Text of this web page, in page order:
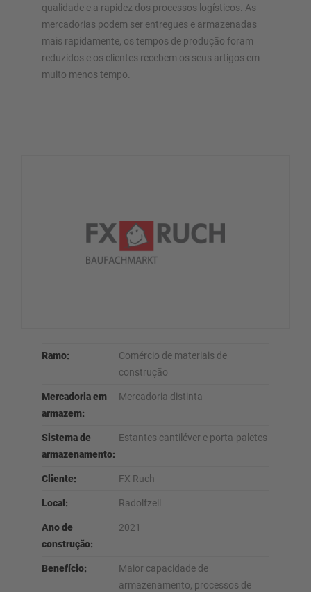
qualidade e a rapidez dos processos logísticos. As
mercadorias podem ser entregues e armazenadas
mais rapidamente, os tempos de produção foram
reduzidos e os clientes recebem os seus artigos em
muito menos tempo.
Ramo:
Comércio de materiais de
construção
Mercadoria em
armazem:
Mercadoria distinta
Sistema de
armazenamento:
Estantes cantiléver e porta-paletes
Cliente: FX Ruch
Local: Radolfzell
Ano de
construção:
2021
Benefício:
Maior capacidade de
armazenamento, processos de